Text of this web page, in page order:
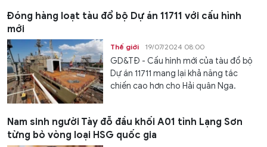
Đóng hàng loạt tàu đổ bộ Dự án 11711 với cấu hình
mới
Thế giới 19/07/2024 08:00
GD&TĐ - Cấu hình mới của tàu đổ bộ
Dự án 11711 mang lại khả năng tác
chiến cao hơn cho Hải quân Nga.
Nam sinh người Tày đỗ đầu khối A01 tỉnh Lạng Sơn
từng bỏ vòng loại HSG quốc gia